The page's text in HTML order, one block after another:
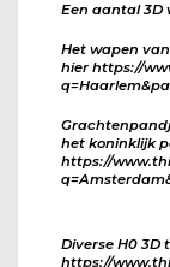
Een aantal 3D
Het wapen
hier https://
het koninklijk
https://
Diverse H0 3D
https://